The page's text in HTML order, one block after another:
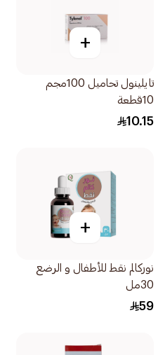
+
تايلينول تحاميل 100مجم
10قطعة
10.15
+
نوركالم نقط للأطفال و الرضع
30مل
59